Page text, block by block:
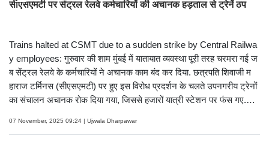
सीएसएमटी पर सेंट्रल रेलवे कर्मचारियों की अचानक हड़ताल से ट्रेनें ठप
Trains halted at CSMT due to a sudden strike by Central Railwa
y employees: गुरुवार की शाम मुंबई में यातायात व्यवस्था पूरी तरह चरमरा गई ज
ब सेंट्रल रेलवे के कर्मचारियों ने अचानक काम बंद कर दिया. छत्रपति शिवाजी म
हाराज टर्मिनस (सीएसएमटी) पर हुए इस विरोध प्रदर्शन के चलते उपनगरीय ट्रेनों
का संचालन अचानक रोक दिया गया, जिससे हजारों यात्री स्टेशन पर फंस गए.
07 November, 2025 09:24 | Ujwala Dharpawar